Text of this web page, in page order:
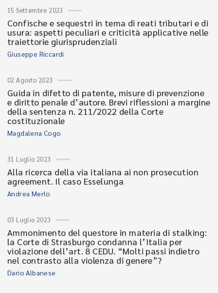
15 Settembre 2023
Confische e sequestri in tema di reati tributari e di
usura: aspetti peculiari e criticità applicative nelle
traiettorie giurisprudenziali
Giuseppe Riccardi
02 Agosto 2023
Guida in difetto di patente, misure di prevenzione
e diritto penale d’autore. Brevi riflessioni a margine
della sentenza n. 211/2022 della Corte
costituzionale
Magdalena Cogo
31 Luglio 2023
Alla ricerca della via italiana ai non prosecution
agreement. Il caso Esselunga
Andrea Merlo
03 Luglio 2023
Ammonimento del questore in materia di stalking:
la Corte di Strasburgo condanna l’Italia per
violazione dell’art. 8 CEDU. “Molti passi indietro
nel contrasto alla violenza di genere”?
Dario Albanese